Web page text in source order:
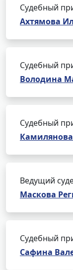
Судебный
Ахтямова
Судебный
Володина
Судебный
Ведущий
Маскова
Судебный
Сафина